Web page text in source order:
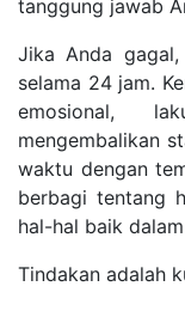
tanggung jawab
Jika Anda
selama 24 jam.
emosional,
mengembalikan
waktu dengan
berbagi tentang
hal-hal baik
Tindakan adalah